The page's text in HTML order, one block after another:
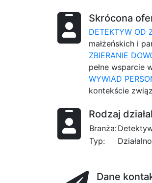
Skrócona
DETEKTYW OD
małżeńskich i
ZBIERANIE
pełne wsparcie
WYWIAD
kontekście
Rodzaj
Branża:
Typ:
Dane